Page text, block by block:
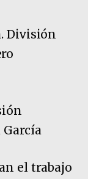
División
el trabajo